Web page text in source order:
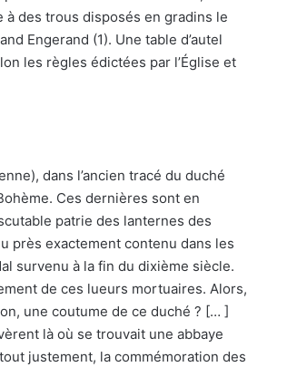
des trous disposés en gradins le
Engerand (1). Une table d’autel
les règles édictées par l’Église et
dans l’ancien tracé du duché
Ces dernières sont en
patrie des lanternes des
près exactement contenu dans les
survenu à la fin du dixième siècle.
de ces lueurs mortuaires. Alors,
une coutume de ce duché ? [… ]
là où se trouvait une abbaye
justement, la commémoration des